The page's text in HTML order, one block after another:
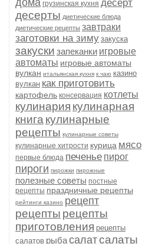
дома грузинская кухня десерт
десерты диетические блюда
диетические рецепты завтраки
заготовки на зиму закуска
закуски запеканки игровые
автоматы игровые автоматы
вулкан итальянская кухня к чаю казино
вулкан как приготовить
картофель консервация котлеты
кулинария кулинарная
книга кулинарные
рецепты кулинарные советы
кулинарные хитрости курица мясо
первые блюда печенье пирог
пироги пирожки пирожные
полезные советы постные
рецепты праздничные рецепты
рейтинги казино рецепт
рецепты рецепты
приготовления рецепты
салатов рыбасалатсалаты